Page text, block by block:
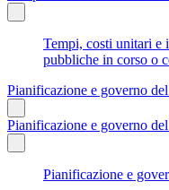
Tempi, costi unitari e
pubbliche in corso o
Pianificazione e governo
Pianificazione e governo
Pianificazione e